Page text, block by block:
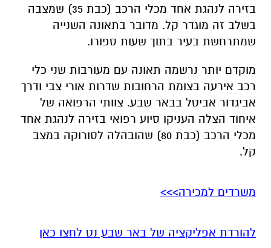
בזירה לנהגת אחד מכלי הרכב (כבת 35) שמצבה
בשלב זה מוגדר קל. מדובר בתאונה השנייה
שמתרחשת בעיר בתוך שעות ספורו.
מוקדם יותר נרשמה תאונה עם מעורבות שני כלי
רכב אירעה בצומת הרחובות שדרות אורי צבי ודרך
אביגדור אביטל בבאר שבע. צוותי הרפואה של
איחוד הצלה העניקו סיוע רפואי בזירה לנהגת אחד
מכלי הרכב (כבת 80) שהובהלה לסורוקה במצב
קל.
משרדים למכירה>>>
להורדת אפליקציה של באר שבע נט לחצו כאן